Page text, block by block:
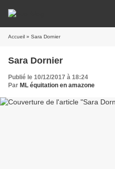
Accueil » Sara Dornier
Sara Dornier
Publié le 10/12/2017 à 18:24
Par ML équitation en amazone